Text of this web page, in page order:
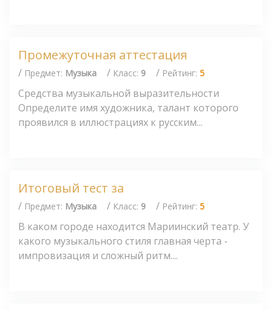
Промежуточная аттестация
/ Предмет: Музыка / Класс: 9 / Рейтинг: 5
Средства музыкальной выразительности
Определите имя художника, талант которого
проявился в иллюстрациях к русским...
Итоговый тест за
/ Предмет: Музыка / Класс: 9 / Рейтинг: 5
В каком городе находится Мариинский театр. У
какого музыкального стиля главная черта -
импровизация и сложный ритм....